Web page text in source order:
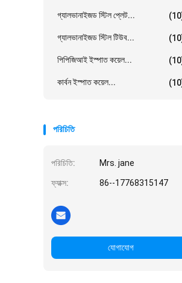
গ্যালভানাইজড স্টিল প্লেট...
গ্যালভানাইজড স্টিল টিউব...
পিপিজিআই ইস্পাত কয়েল...
কার্বন ইস্পাত কয়েল...
পরিচিতি
পরিচিতি: Mrs. jane
ফ্যাক্স: 86--17768315147
যোগাযোগ